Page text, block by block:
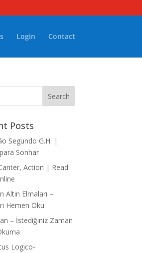
Login Contact
Posts
Segundo G.H. |
Sonhar
Action | Read
Altın Elmaları –
Hemen Oku
– İstediğiniz Zaman
Logico-